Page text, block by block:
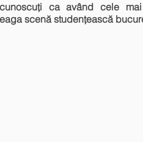
ca având cele
scenă studențească